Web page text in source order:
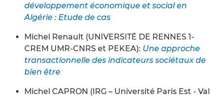
développement économique et social en
Algérie : Etude de cas
Michel Renault (UNIVERSITÉ DE RENNES 1-
CREM UMR-CNRS et PEKEA): Une approche
transactionnelle des indicateurs sociétaux de
bien être
Michel CAPRON (IRG – Université Paris Est - Val